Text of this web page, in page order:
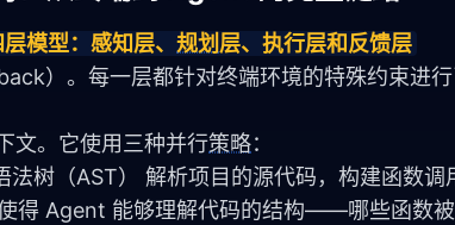
模型：感知层、 规划 层、执行层和反馈层
）。每一层都针对终端环境的特殊约束进行
文。它使用三种并行策略：
树（AST） 解析项目的源代码，构建函数调
得 Agent 能够理解代码的结构——哪些函数